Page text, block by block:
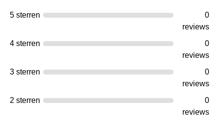
5 sterren
0
reviews
4 sterren
0
reviews
3 sterren
0
reviews
2 sterren
0
reviews